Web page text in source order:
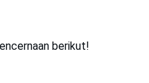
berikut!